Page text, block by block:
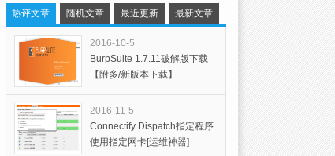
热评文章 随机文章 最近更新 最新文章
2016-10-5
BurpSuite 1.7.11破解版下载
【附多/新版本下载】
2016-11-5
Connectify Dispatch指定程序
使用指定网卡[运维神器]